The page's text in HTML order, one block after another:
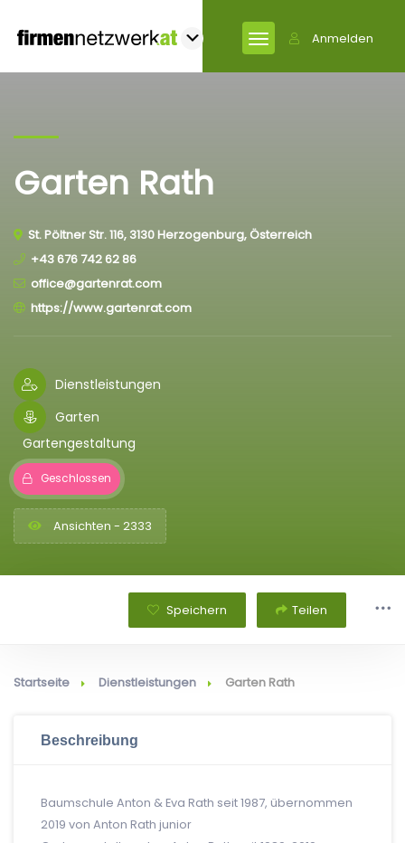
Anmelden
Garten Rath
St. Pöltner Str. 116, 3130 Herzogenburg, Österreich
+43 676 742 62 86
office@gartenrat.com
https://www.gartenrat.com
Dienstleistungen
Garten
Gartengestaltung
Geschlossen
Ansichten - 2333
Speichern Teilen
Startseite Dienstleistungen Garten Rath
Beschreibung
Baumschule Anton & Eva Rath seit 1987, übernommen
2019 von Anton Rath junior